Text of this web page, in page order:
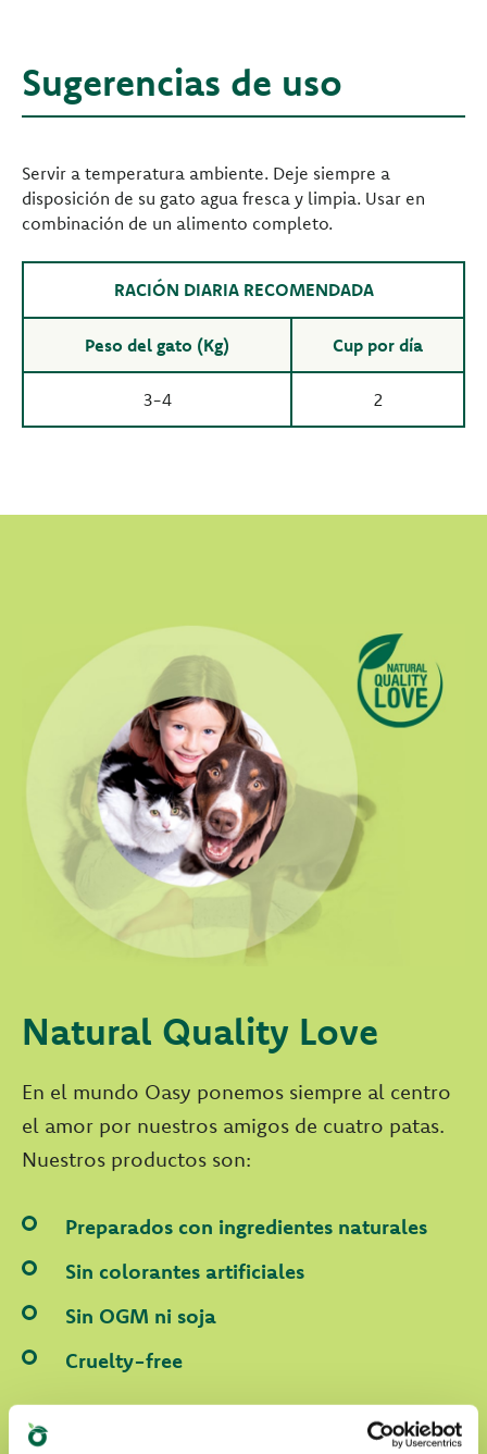
Sugerencias de uso
Servir a temperatura ambiente. Deje siempre a
disposición de su gato agua fresca y limpia. Usar en
combinación de un alimento completo.
RACIÓN DIARIA RECOMENDADA
Peso del gato (Kg) Cup por día
3-4 2
Natural Quality Love
En el mundo Oasy ponemos siempre al centro
el amor por nuestros amigos de cuatro patas.
Nuestros productos son:
Preparados con ingredientes naturales
Sin colorantes artificiales
Sin OGM ni soja
Cruelty-free